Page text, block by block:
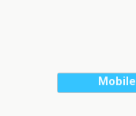
Mobile